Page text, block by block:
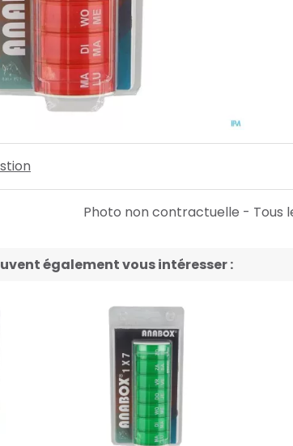
Photo non contractuelle - Tous
également vous intéresser :